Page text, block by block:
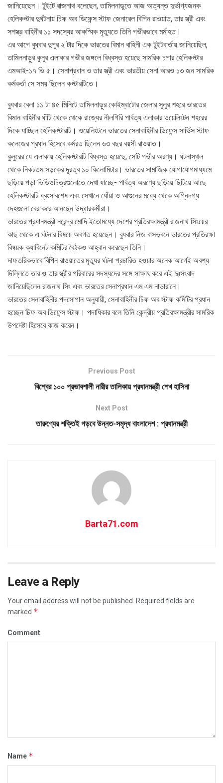
জানিয়েছেন। টুইটে রাজনাথ বলেছেন, তামিলনাড়ুতে আজ অত্যন্ত দুর্ভাগ্যজনক
হেলিকপ্টার দুর্ঘটনায় চিফ অব ডিফেন্স স্টাফ জেনারেল বিপিন রাওয়াত, তার স্ত্রী এবং
সশস্ত্র বাহিনীর ১১ সদস্যের আকস্মিক মৃত্যুতে তিনি গভীরভাবে মর্মাহত।
এর আগে বুধবার দুপুর ২ টার দিকে ভারতের বিমান বাহিনী এক টুইটবার্তায় জানিয়েছিল,
তামিলনাড়ুর কুনুর এলাকার গভীর জঙ্গলে বিধ্বস্ত হয়েছে সামরিক চপার হেলিকপ্টার
এমআই-১৭ ভি ৫। সেনাপ্রধান ও তার স্ত্রী এবং ভারতীয় সেনা আরও ১৩ জন সামরিক
কর্মকর্তা সে সময় ছিলেন কপ্টারটিতে।
বুধবার বেলা ১১ টা ৪৫ মিনিটে তামিলনাড়ুর কোইম্বাটোর জেলার সুলুর শহরে ভারতের
বিমান বাহিনীর ঘাঁটি থেকে থেকে রাজ্যের নীলগিরি পার্বত্য এলাকার ওয়েলিংটন শহরের
দিকে যাচ্ছিল হেলিকপ্টারটি। ওয়েলিংটনে ভারতের সেনাবাহিনীর ডিফেন্স সার্ভিস স্টাফ
কলেজের প্রধান হিসেবে কর্মরত ছিলেন ৬৩ বছর বয়সী রাওয়াত।
কুনুরের যে এলাকায় হেলিকপ্টারটি বিধ্বস্ত হয়েছে, সেটি গভীর অরণ্য। ঘটনাস্থল
থেকে নিকটতম সড়কের দূরত্ব ১০ কিলোমিটার। ভারতের সামাজিক যোগাযোগমাধ্যমে
ছড়িয়ে পড়া ভিডিওচিত্রগুলোতে দেখা যাচ্ছে- পার্বত্য অরণ্যে ছড়িয়ে ছিটিয়ে আছে
হেলিকপ্টারটি ধ্বংসাবশেষ এবং সেখানে ধোঁয়া ও আগুনের মধ্যে থেকে অগ্নিদগ্ধ
দেহগুলো বের করে আনছেন উদ্ধারকর্মীরা।
ভারতের প্রধানমন্ত্রী নরেন্দ্র মোদি ইতোমধ্যে দেশের প্রতিরক্ষামন্ত্রী রাজনাথ সিংয়ের
কাছ থেকে এ ঘটনার বিষয়ে অবগত হয়েছেন। বুধবার নিজ বাসভবনে ভারতের প্রতিরক্ষা
বিষয়ক ক্যাবিনেট কমিটির বৈঠকও আহ্বান করেছেন তিনি।
দাফতরিকভাবে বিপিন রাওয়াতের মৃত্যুর ঘটনা প্রচারিত হওয়ার অনেক আগেই অবশ্য
দিল্লিতে তার ও তার স্ত্রীর পরিবারের সদস্যদের সঙ্গে সাক্ষাৎ করে এই দুঃসংবাদ
জানিয়েছিলেন রাজনাথ সিং এবং ভারতের সেনাপ্রধান এম এম নাভারানে।
ভারতের সেনাবাহিনীর পদসোপান অনুযায়ী, সেনাবাহিনীর চিফ অব স্টাফ কমিটির প্রধান
হচ্ছেন চিফ অব ডিফেন্স স্টাফ। পদাধিকার বলে তিনি কেন্দ্রীয় প্রতিরক্ষামন্ত্রীর সামরিক
উপদেষ্টা হিসেবে কাজ করেন।
Previous Post
বিশ্বের ১০০ প্রভাবশালী নারীর তালিকায় প্রধানমন্ত্রী শেখ হাসিনা
Next Post
তারুণ্যের শক্তিই গড়বে উন্নত-সমৃদ্ধ বাংলাদেশ : প্রধানমন্ত্রী
Barta71.com
Leave a Reply
Your email address will not be published.
Required fields are
marked *
Comment
Name *